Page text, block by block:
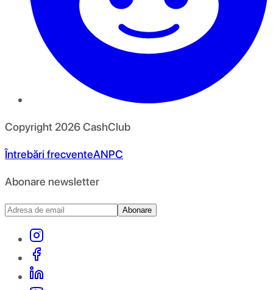
Copyright 2026CashClub
Întrebări frecventeANPC
Abonare newsletter
Abonare